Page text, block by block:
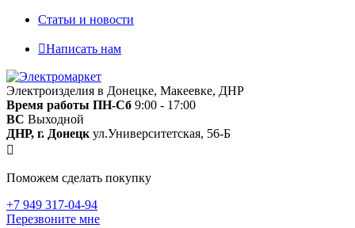
Статьи и новости
Написать нам
Электроизделия в Донецке, Макеевке, ДНР
Время работы ПН-Сб 9:00 - 17:00
ВС Выходной
ДНР, г. Донецк ул.Университетская, 56-Б
Поможем сделать покупку
+7 949 317-04-94
Перезвоните мне